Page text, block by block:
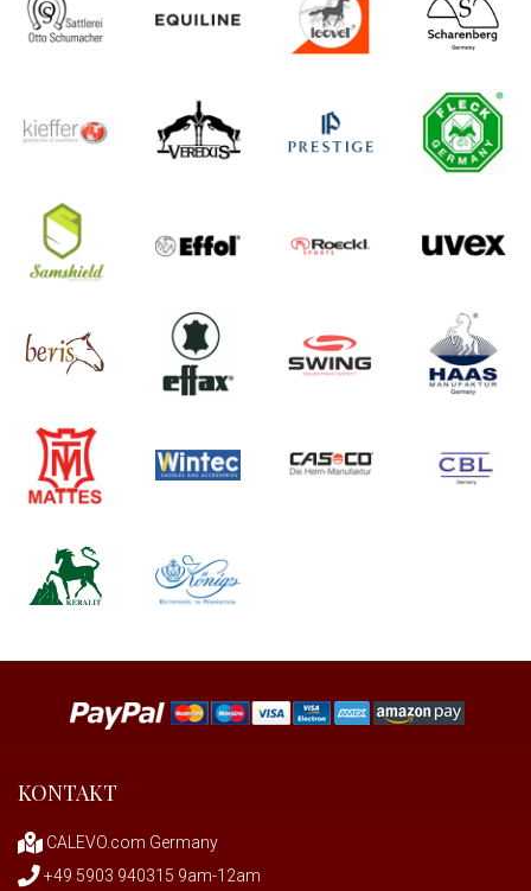
KONTAKT
CALEVO.com Germany
+49 5903 940315 9am-12am